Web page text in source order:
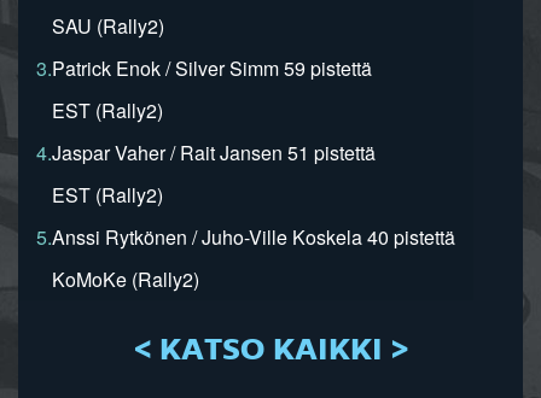
SAU (Rally2)
3.Patrick Enok / Silver Simm 59 pistettä
EST (Rally2)
4.Jaspar Vaher / Rait Jansen 51 pistettä
EST (Rally2)
5.Anssi Rytkönen / Juho-Ville Koskela 40 pistettä
KoMoKe (Rally2)
< KATSO KAIKKI >